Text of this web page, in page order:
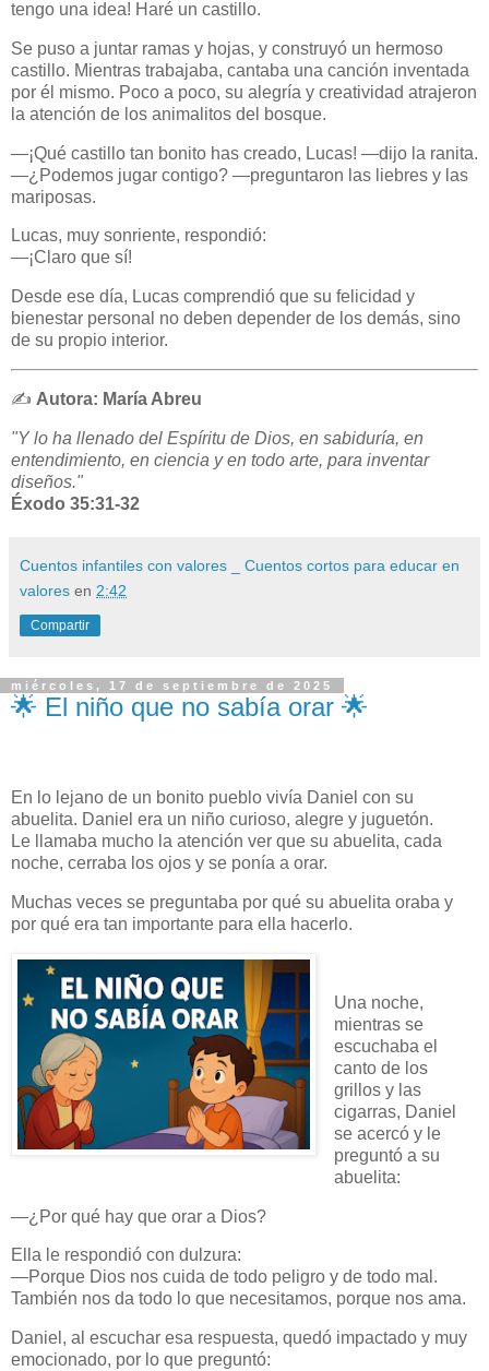
tengo una idea! Haré un castillo.
Se puso a juntar ramas y hojas, y construyó un hermoso
castillo. Mientras trabajaba, cantaba una canción inventada
por él mismo. Poco a poco, su alegría y creatividad atrajeron
la atención de los animalitos del bosque.
—¡Qué castillo tan bonito has creado, Lucas! —dijo la ranita.
—¿Podemos jugar contigo? —preguntaron las liebres y las
mariposas.
Lucas, muy sonriente, respondió:
—¡Claro que sí!
Desde ese día, Lucas comprendió que su felicidad y
bienestar personal no deben depender de los demás, sino
de su propio interior.
✍️ Autora: María Abreu
"Y lo ha llenado del Espíritu de Dios, en sabiduría, en
entendimiento, en ciencia y en todo arte, para inventar
diseños."
Éxodo 35:31-32
Cuentos infantiles con valores _ Cuentos cortos para educar en
valores en 2:42
Compartir
miércoles, 17 de septiembre de 2025
🌟 El niño que no sabía orar 🌟
En lo lejano de un bonito pueblo vivía Daniel con su
abuelita. Daniel era un niño curioso, alegre y juguetón.
Le llamaba mucho la atención ver que su abuelita, cada
noche, cerraba los ojos y se ponía a orar.
Muchas veces se preguntaba por qué su abuelita oraba y
por qué era tan importante para ella hacerlo.
Una noche,
mientras se
escuchaba el
canto de los
grillos y las
cigarras, Daniel
se acercó y le
preguntó a su
abuelita:
—¿Por qué hay que orar a Dios?
Ella le respondió con dulzura:
—Porque Dios nos cuida de todo peligro y de todo mal.
También nos da todo lo que necesitamos, porque nos ama.
Daniel, al escuchar esa respuesta, quedó impactado y muy
emocionado, por lo que preguntó: